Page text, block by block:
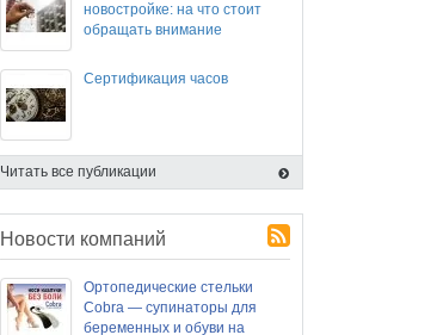
новостройке: на что стоит
обращать внимание
Сертификация часов
Читать все публикации
Новости компаний
Ортопедические стельки
Cobra — супинаторы для
беременных и обуви на